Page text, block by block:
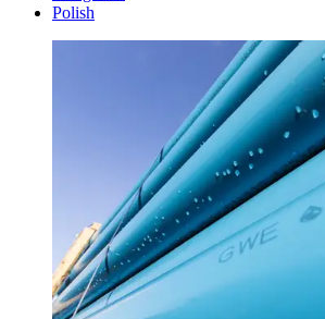
Polish